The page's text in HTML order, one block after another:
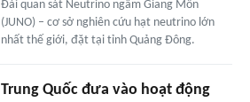
Đài quan sát Neutrino ngầm Giang Môn
(JUNO) – cơ sở nghiên cứu hạt neutrino lớn
nhất thế giới, đặt tại tỉnh Quảng Đông.
Trung Quốc đưa vào hoạt động